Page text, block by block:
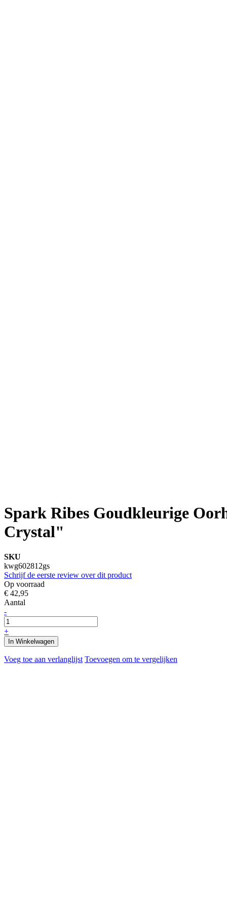
Spark Ribes Goudkleurige
Crystal"
SKU
kwg602812gs
Schrijf de eerste review over dit product
Op voorraad
€ 42,95
Aantal
-
+
In Winkelwagen
Voeg toe aan verlanglijst Toevoegen om te vergelijken